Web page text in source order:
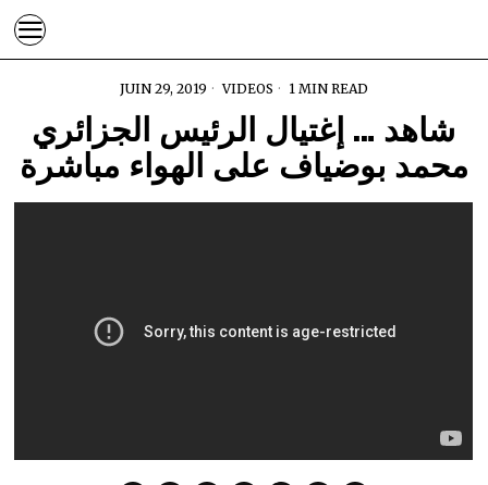
JUIN 29, 2019 VIDEOS 1 MIN READ
شاهد … إغتيال الرئيس الجزائري
محمد بوضياف على الهواء مباشرة